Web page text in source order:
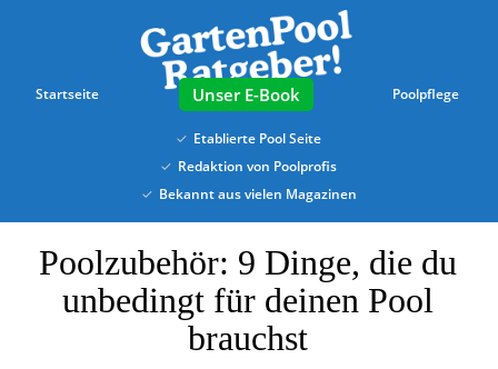
content
Startseite Poolpflege
E-Book
Etablierte Pool Seite
Redaktion von Poolprofis
Bekannt aus vielen Magazinen
Poolzubehör: 9 Dinge, die du
unbedingt für deinen Pool
brauchst